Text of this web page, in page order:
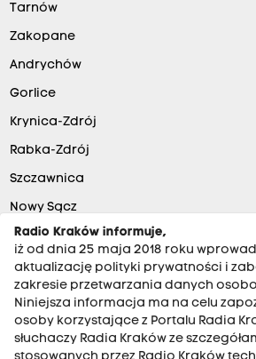
Tarnów
Zakopane
Andrychów
Gorlice
Krynica-Zdrój
Rabka-Zdrój
Szczawnica
Nowy Sącz
Radio Kraków informuje,
iż od dnia 25 maja 2018 roku
aktualizację polityki prywatności i
zakresie przetwarzania danych
Niniejsza informacja ma na celu
osoby korzystające z Portalu Radia
słuchaczy Radia Kraków ze